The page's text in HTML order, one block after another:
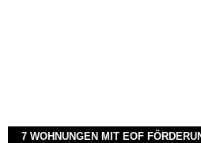
7 WOHNUNGEN MIT EOF